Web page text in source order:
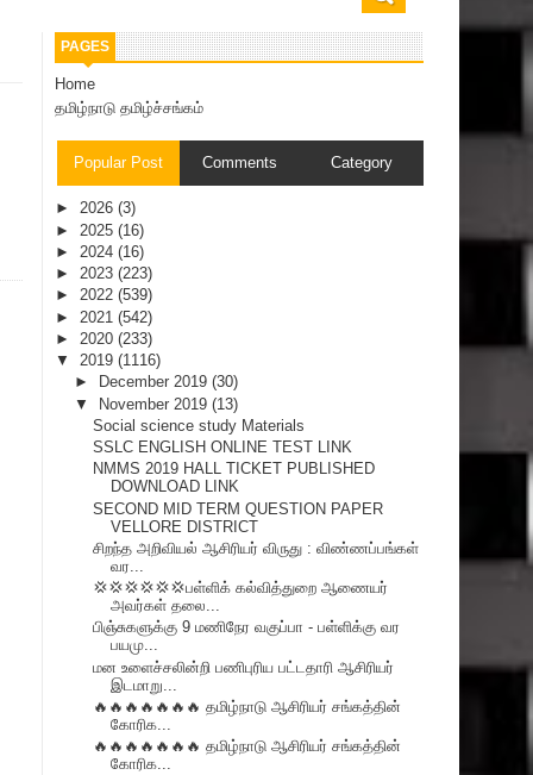
PAGES
Home
தமிழ்நாடு தமிழ்ச்சங்கம்
Popular Post Comments Category
► 2026 (3)
► 2025 (16)
► 2024 (16)
► 2023 (223)
► 2022 (539)
► 2021 (542)
► 2020 (233)
▼ 2019 (1116)
►
December 2019 (30)
▼ November 2019 (13)
Social science study Materials
SSLC ENGLISH ONLINE TEST LINK
NMMS 2019 HALL TICKET PUBLISHED
DOWNLOAD LINK
SECOND MID TERM QUESTION PAPER
VELLORE DISTRICT
சிறந்த அறிவியல் ஆசிரியர் விருது : விண்ணப்பங்கள்
வர...
💢💢💢💢💢💢பள்ளிக் கல்வித்துறை ஆணையர்
அவர்கள் தலை...
பிஞ்சுகளுக்கு 9 மணிநேர வகுப்பா - பள்ளிக்கு வர
பயமு...
மன உளைச்சலின்றி பணிபுரிய பட்டதாரி ஆசிரியர்
இடமாறு...
🔥🔥🔥🔥🔥🔥🔥 தமிழ்நாடு ஆசிரியர் சங்கத்தின்
கோரிக...
🔥🔥🔥🔥🔥🔥🔥 தமிழ்நாடு ஆசிரியர் சங்கத்தின்
கோரிக...